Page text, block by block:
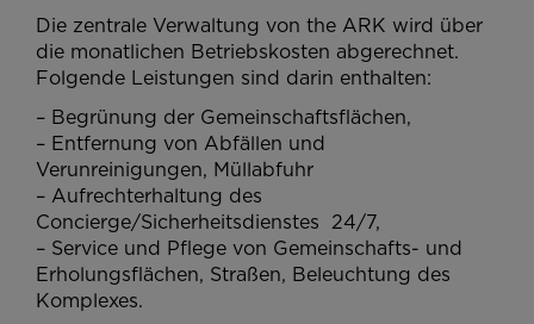
Die zentrale Verwaltung von the ARK wird über
die monatlichen Betriebskosten abgerechnet.
Folgende Leistungen sind darin enthalten:
– Begrünung der Gemeinschaftsflächen,
– Entfernung von Abfällen und
Verunreinigungen, Müllabfuhr
– Aufrechterhaltung des
Concierge/Sicherheitsdienstes 24/7,
– Service und Pflege von Gemeinschafts- und
Erholungsflächen, Straßen, Beleuchtung des
Komplexes.